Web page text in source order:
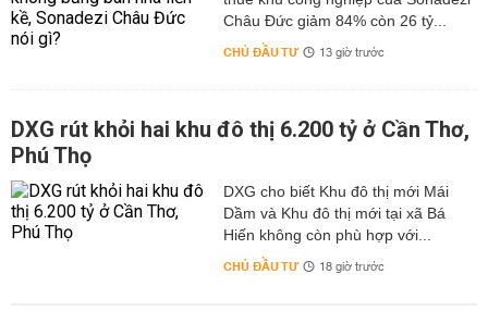
Châu Đức giảm 84% còn 26 tỷ...
CHỦ ĐẦU TƯ 13 giờ trước
DXG rút khỏi hai khu đô thị 6.200 tỷ ở Cần Thơ,
Phú Thọ
DXG cho biết Khu đô thị mới Mái
Dầm và Khu đô thị mới tại xã Bá
Hiến không còn phù hợp với...
CHỦ ĐẦU TƯ 18 giờ trước